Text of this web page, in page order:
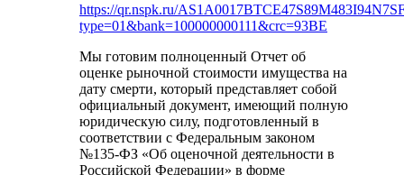
https://qr.nspk.ru/
type=01&bank=100000000111&crc=93BE
Мы готовим полноценный Отчет об
оценке рыночной стоимости имущества на
дату смерти, который представляет собой
официальный документ, имеющий полную
юридическую силу, подготовленный в
соответствии с Федеральным законом
№135-ФЗ «Об оценочной деятельности в
Российской Федерации» в форме